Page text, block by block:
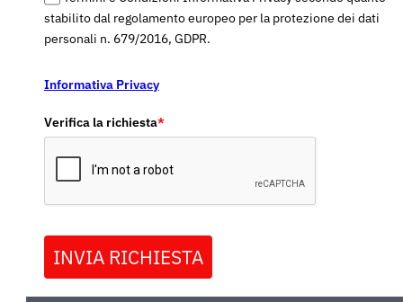
stabilito dal regolamento europeo per la protezione dei dati
personali n. 679/2016, GDPR.
Informativa Privacy
Verifica la richiesta*
INVIA RICHIESTA